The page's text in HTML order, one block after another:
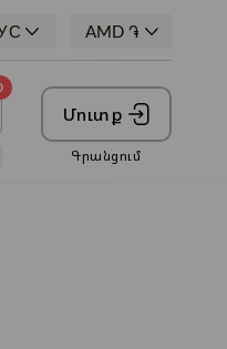
Մուտք
Գրանցում